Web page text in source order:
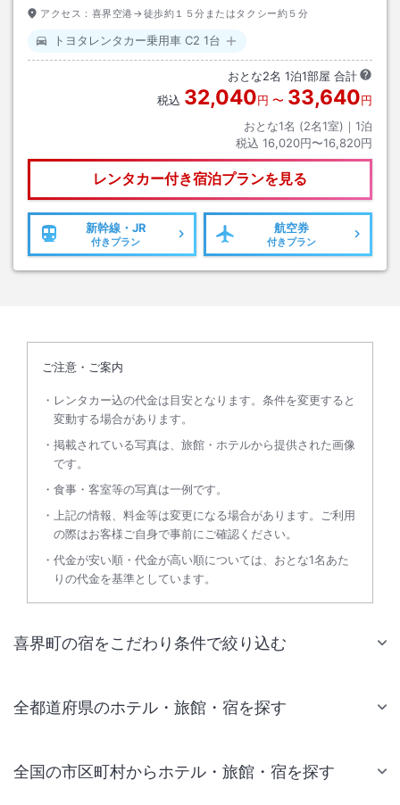
アクセス： 喜界空港→徒歩約１５分またはタクシー約５分
トヨタレンタカー乗用車 C2 1台
おとな2名 1泊1部屋 合計
税込 32,040円 〜 33,640円
おとな1名 (2名1室)｜ 1泊
税込 16,020円〜16,820円
レンタカー付き宿泊プランを見る
新幹線・JR
付きプラン
航空券
付きプラン
ご注意・ご案内
レンタカー込の代金は目安となります。条件を変更すると
変動する場合があります。
掲載されている写真は、旅館・ホテルから提供された画像
です。
食事・客室等の写真は一例です。
上記の情報、料金等は変更になる場合があります。ご利用
の際はお客様ご自身で事前にご確認ください。
代金が安い順・代金が高い順については、おとな1名あた
りの代金を基準としています。
喜界町の宿をこだわり条件で絞り込む
全都道府県のホテル・旅館・宿を探す
全国の市区町村からホテル・旅館・宿を探す